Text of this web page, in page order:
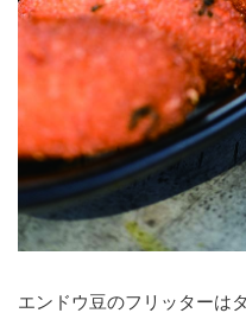
エンドウ豆のフリッターは